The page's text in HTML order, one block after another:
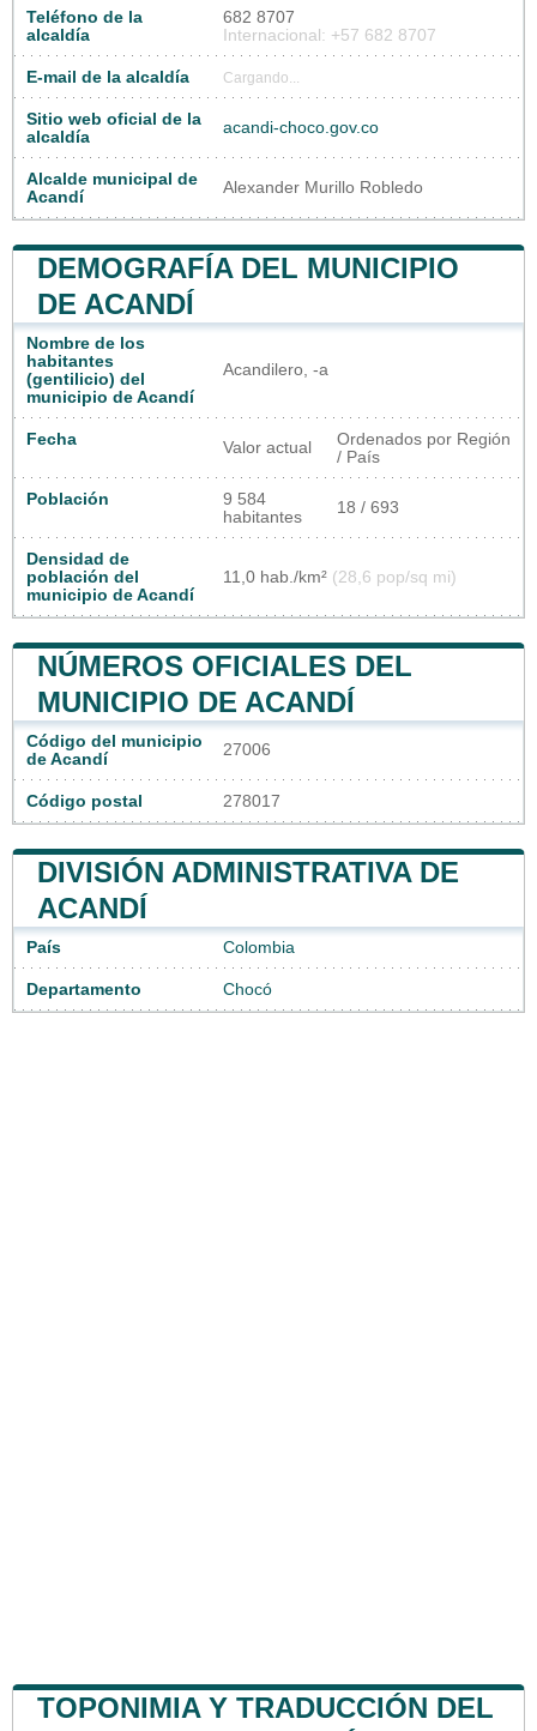
Teléfono de la
alcaldía
682 8707
Internacional: +57 682 8707
E-mail de la alcaldía Cargando...
Sitio web oficial de la
alcaldía
acandi-choco.gov.co
Alcalde municipal de
Acandí
Alexander Murillo Robledo
DEMOGRAFÍA DEL MUNICIPIO
DE ACANDÍ
Nombre de los
habitantes
(gentilicio) del
municipio de Acandí
Acandilero, -a
Fecha Valor actual
Ordenados por Región
/ País
Población
9 584
habitantes
18 / 693
Densidad de
población del
municipio de Acandí
11,0 hab./km² (28,6 pop/sq mi)
NÚMEROS OFICIALES DEL
MUNICIPIO DE ACANDÍ
Código del municipio
de Acandí
27006
Código postal 278017
DIVISIÓN ADMINISTRATIVA DE
ACANDÍ
País Colombia
Departamento Chocó
TOPONIMIA Y TRADUCCIÓN DEL